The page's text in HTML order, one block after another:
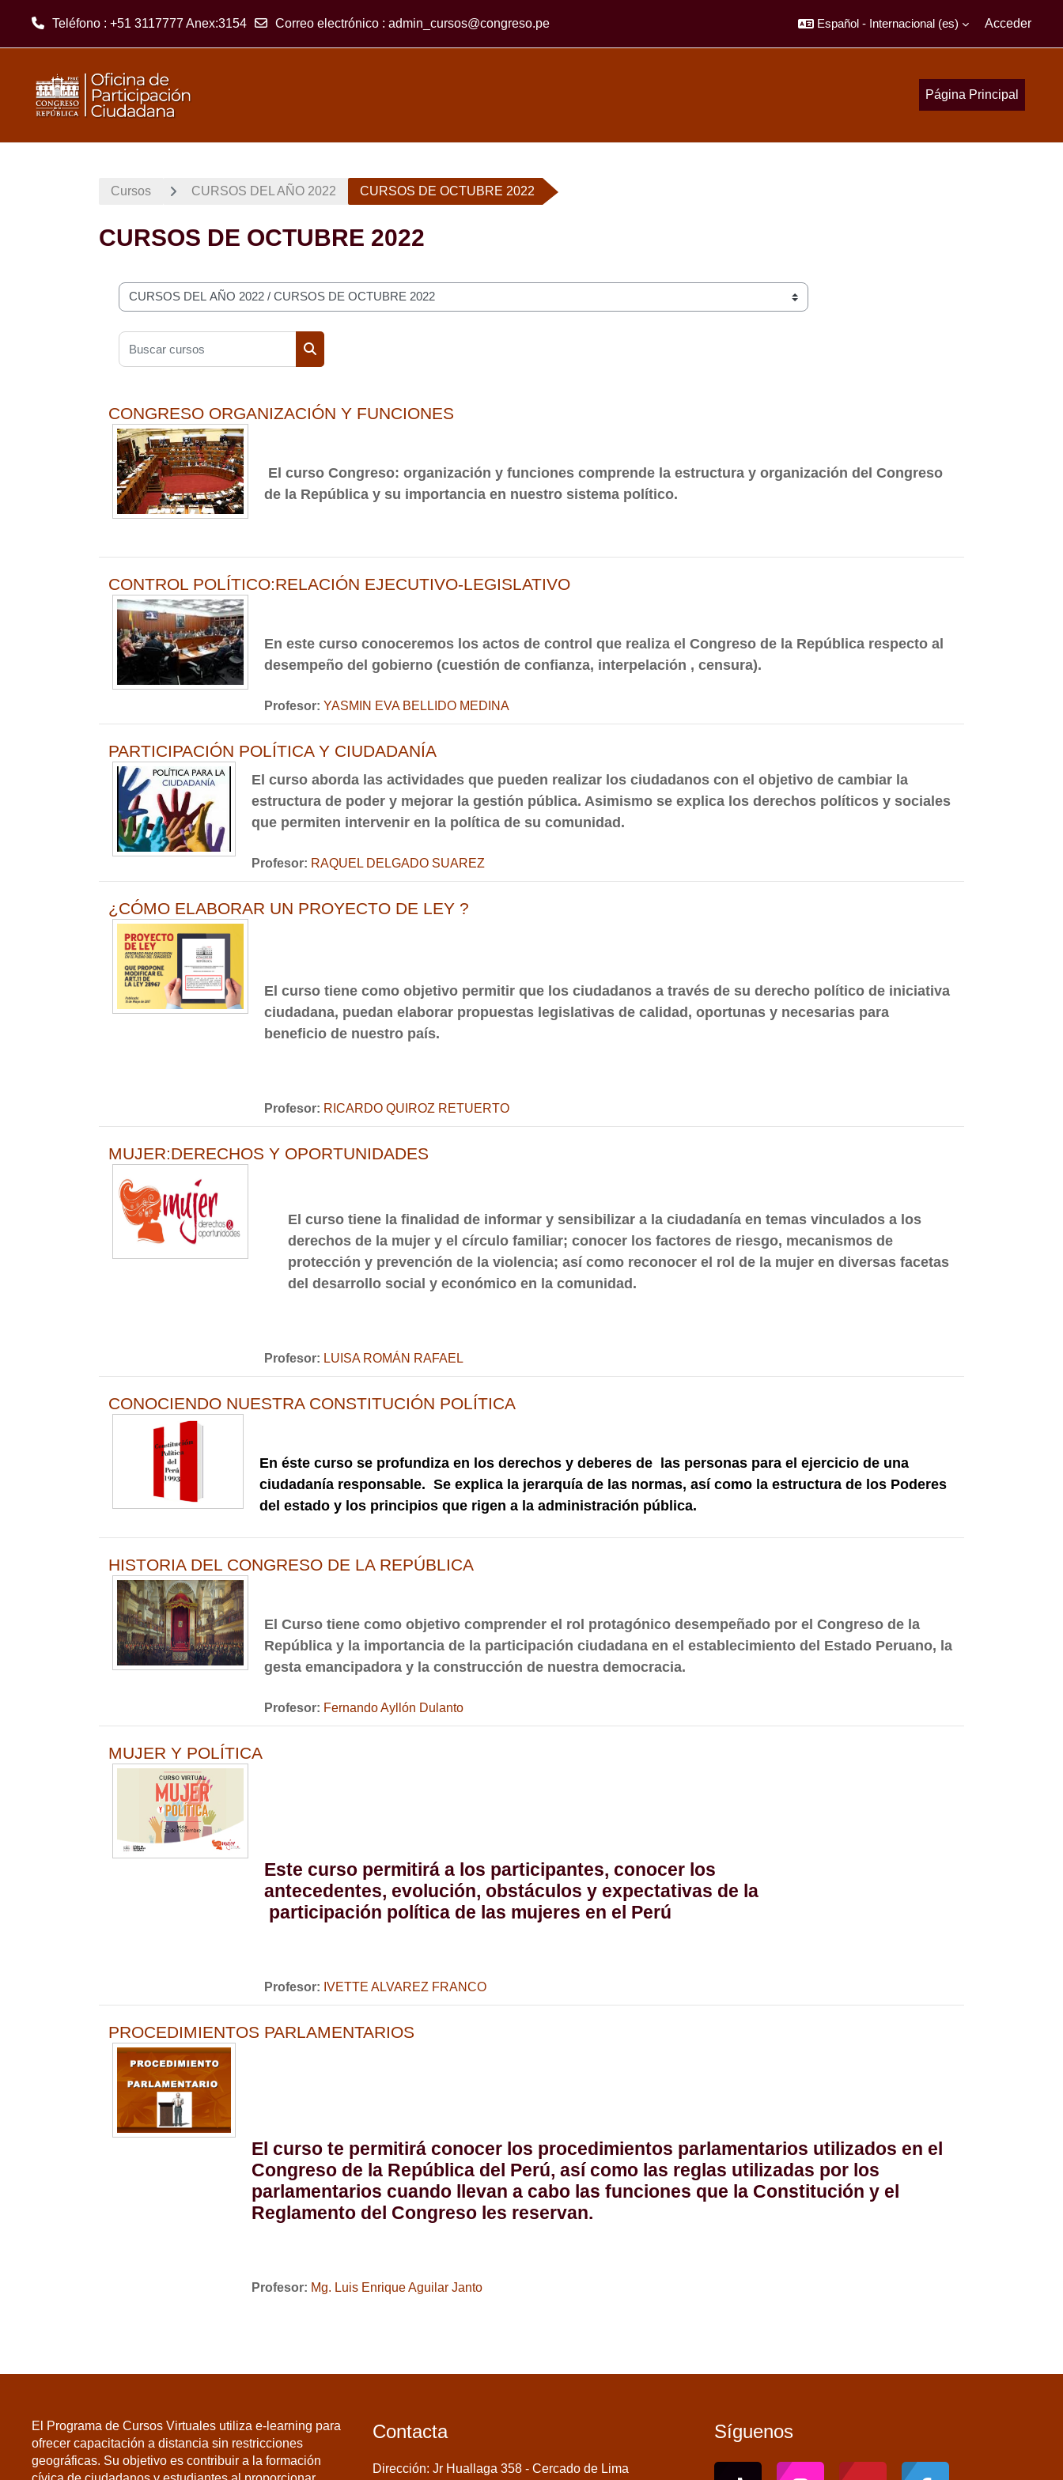
Teléfono : +51 3117777 Anex:3154 Correo electrónico : admin_cursos@congreso.pe Español - Internacional ‎(es)‎ Acceder
Página Principal
Cursos CURSOS DEL AÑO 2022 CURSOS DE OCTUBRE 2022
CURSOS DE OCTUBRE 2022
Categorías
Buscar cursos
CONGRESO ORGANIZACIÓN Y FUNCIONES
El curso Congreso: organización y funciones comprende la estructura y organización del Congreso
de la República y su importancia en nuestro sistema político.
CONTROL POLÍTICO:RELACIÓN EJECUTIVO-LEGISLATIVO
En este curso conoceremos los actos de control que realiza el Congreso de la República respecto al
desempeño del gobierno (cuestión de confianza, interpelación , censura).
Profesor: YASMIN EVA BELLIDO MEDINA
PARTICIPACIÓN POLÍTICA Y CIUDADANÍA
El curso aborda las actividades que pueden realizar los ciudadanos con el objetivo de cambiar la
estructura de poder y mejorar la gestión pública. Asimismo se explica los derechos políticos y sociales
que permiten intervenir en la política de su comunidad.
Profesor: RAQUEL DELGADO SUAREZ
¿CÓMO ELABORAR UN PROYECTO DE LEY ?
El curso tiene como objetivo permitir que los ciudadanos a través de su derecho político de iniciativa
ciudadana, puedan elaborar propuestas legislativas de calidad, oportunas y necesarias para
beneficio de nuestro país.
Profesor: RICARDO QUIROZ RETUERTO
MUJER:DERECHOS Y OPORTUNIDADES
El curso tiene la finalidad de informar y sensibilizar a la ciudadanía en temas vinculados a los
derechos de la mujer y el círculo familiar; conocer los factores de riesgo, mecanismos de
protección y prevención de la violencia; así como reconocer el rol de la mujer en diversas facetas
del desarrollo social y económico en la comunidad.
Profesor: LUISA ROMÁN RAFAEL
CONOCIENDO NUESTRA CONSTITUCIÓN POLÍTICA
En éste curso se profundiza en los derechos y deberes de las personas para el ejercicio de una
ciudadanía responsable. Se explica la jerarquía de las normas, así como la estructura de los Poderes
del estado y los principios que rigen a la administración pública.
HISTORIA DEL CONGRESO DE LA REPÚBLICA
El Curso tiene como objetivo comprender el rol protagónico desempeñado por el Congreso de la
República y la importancia de la participación ciudadana en el establecimiento del Estado Peruano, la
gesta emancipadora y la construcción de nuestra democracia.
Profesor: Fernando Ayllón Dulanto
MUJER Y POLÍTICA
Este curso permitirá a los participantes, conocer los
antecedentes, evolución, obstáculos y expectativas de la
participación política de las mujeres en el Perú
Profesor: IVETTE ALVAREZ FRANCO
PROCEDIMIENTOS PARLAMENTARIOS
El curso te permitirá conocer los procedimientos parlamentarios utilizados en el
Congreso de la República del Perú, así como las reglas utilizadas por los
parlamentarios cuando llevan a cabo las funciones que la Constitución y el
Reglamento del Congreso les reservan.
Profesor: Mg. Luis Enrique Aguilar Janto
El Programa de Cursos Virtuales utiliza e-learning para
ofrecer capacitación a distancia sin restricciones
geográficas. Su objetivo es contribuir a la formación
Contacta
Dirección: Jr Huallaga 358 - Cercado de Lima
Síguenos